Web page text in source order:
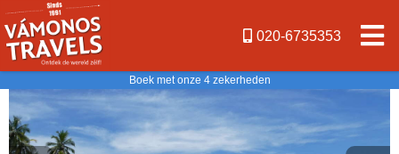
020-6735353
Boek met onze 4 zekerheden